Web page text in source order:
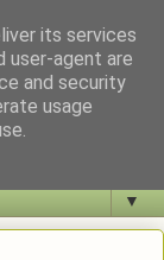
▼
its services
user-agent are
and security
usage